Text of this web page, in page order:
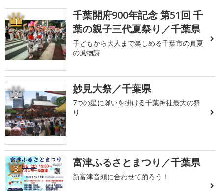
1
千葉開府900年記念 第51回 千
葉の親子三代夏祭り／千葉県
子どもから大人まで楽しめる千葉市の真夏
の風物詩
2 妙見大祭／千葉県
7つの星に願いを掛ける千葉神社最大の祭
り
3 富津ふるさとまつり／千葉県
新富津音頭に合わせて踊ろう！